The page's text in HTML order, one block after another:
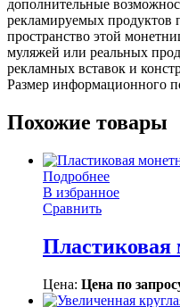
дополнительные
рекламируемых продуктов
пространство этой
муляжей или реальных
рекламных вставок и
Размер информационного
Похожие товары
Подробнее
В избранное
Сравнить
Цена: Цена по